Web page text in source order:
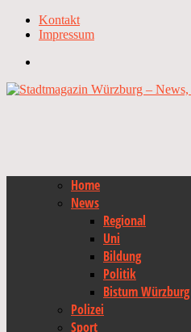
Kontakt
Impressum
Home
News
Regional
Uni
Bildung
Politik
Bistum Würzburg
Polizei
Sport